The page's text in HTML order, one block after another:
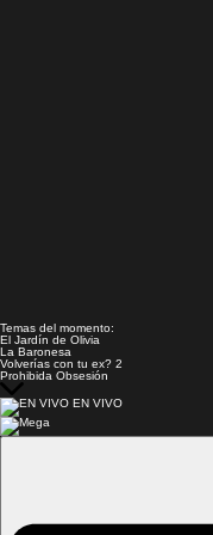
Temas del momento:
El Jardín de Olivia
La Baronesa
Volverías con tu ex? 2
Prohibida Obsesión
EN VIVO